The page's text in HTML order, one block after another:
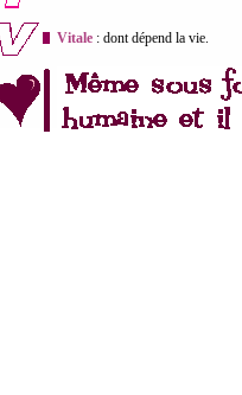
Vitale : dont dépend la vie.